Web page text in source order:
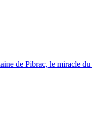
de Pibrac, le miracle du